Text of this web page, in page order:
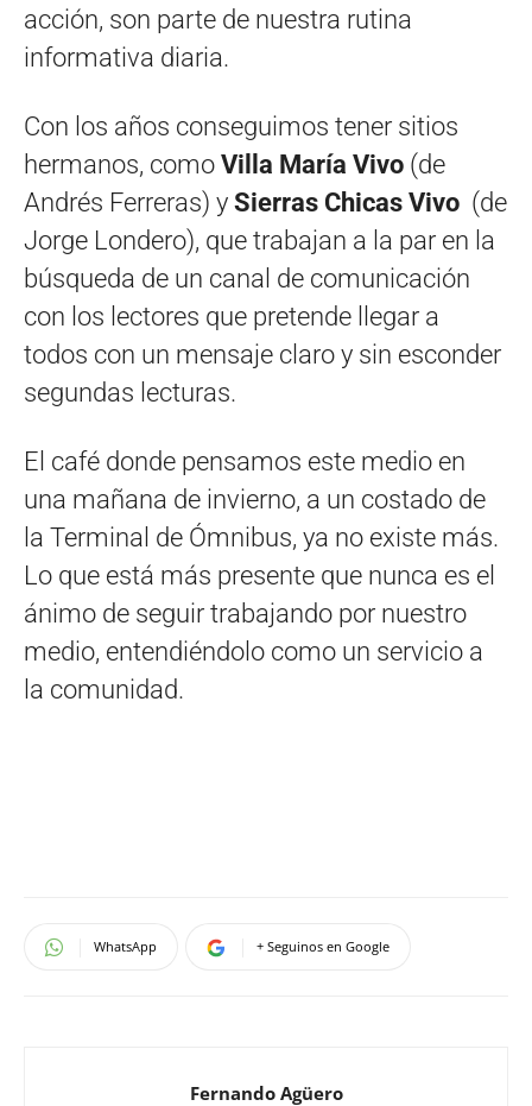
acción, son parte de nuestra rutina
informativa diaria.
Con los años conseguimos tener sitios
hermanos, como Villa María Vivo (de
Andrés Ferreras) y Sierras Chicas Vivo (de
Jorge Londero), que trabajan a la par en la
búsqueda de un canal de comunicación
con los lectores que pretende llegar a
todos con un mensaje claro y sin esconder
segundas lecturas.
El café donde pensamos este medio en
una mañana de invierno, a un costado de
la Terminal de Ómnibus, ya no existe más.
Lo que está más presente que nunca es el
ánimo de seguir trabajando por nuestro
medio, entendiéndolo como un servicio a
la comunidad.
WhatsApp + Seguinos en Google
Fernando Agüero